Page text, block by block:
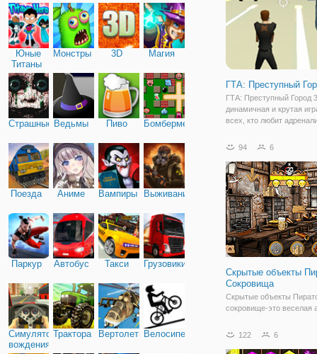
Юные
Титаны
Монстры 3D Магия
Страшные Ведьмы Пиво Бомбермен
Поезда Аниме Вампиры Выживание
Паркур Автобус Такси Грузовики
Симулятор
вождения
Трактора ВертолетыВелосипед
ГТА: Преступный
ГТА: Преступный Город
динамичная и крутая
всех, кто любит
Здесь вы окажетесь
мафия. Ваш персонаж -
полицейский, он
94 6
Скрытые объекты
Сокровища
Скрытые объекты
сокровище-это веселая
Откройте для себя
122 6